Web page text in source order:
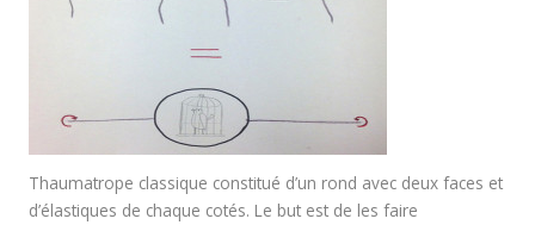
Thaumatrope classique constitué d’un rond avec deux faces et
d’élastiques de chaque cotés. Le but est de les faire